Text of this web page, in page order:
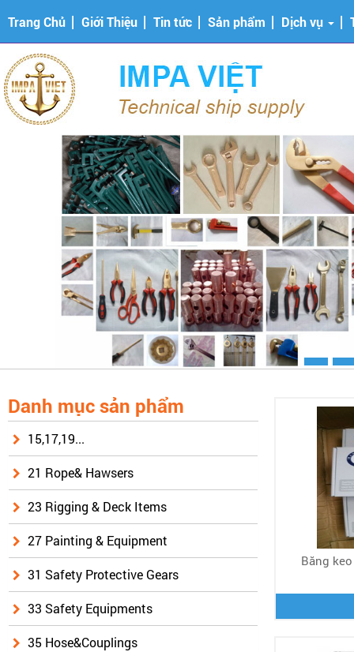
Trang Chủ Giới Thiệu Tin tức Sản phẩm Dịch vụ
Danh mục sản phẩm
15,17,19...
21 Rope& Hawsers
23 Rigging & Deck Items
27 Painting & Equipment
31 Safety Protective Gears
33 Safety Equipments
35 Hose&Couplings
Băng